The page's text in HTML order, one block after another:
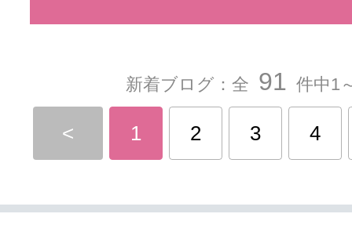
新着ブログ：全 91 件中1
< 1 2 3 4